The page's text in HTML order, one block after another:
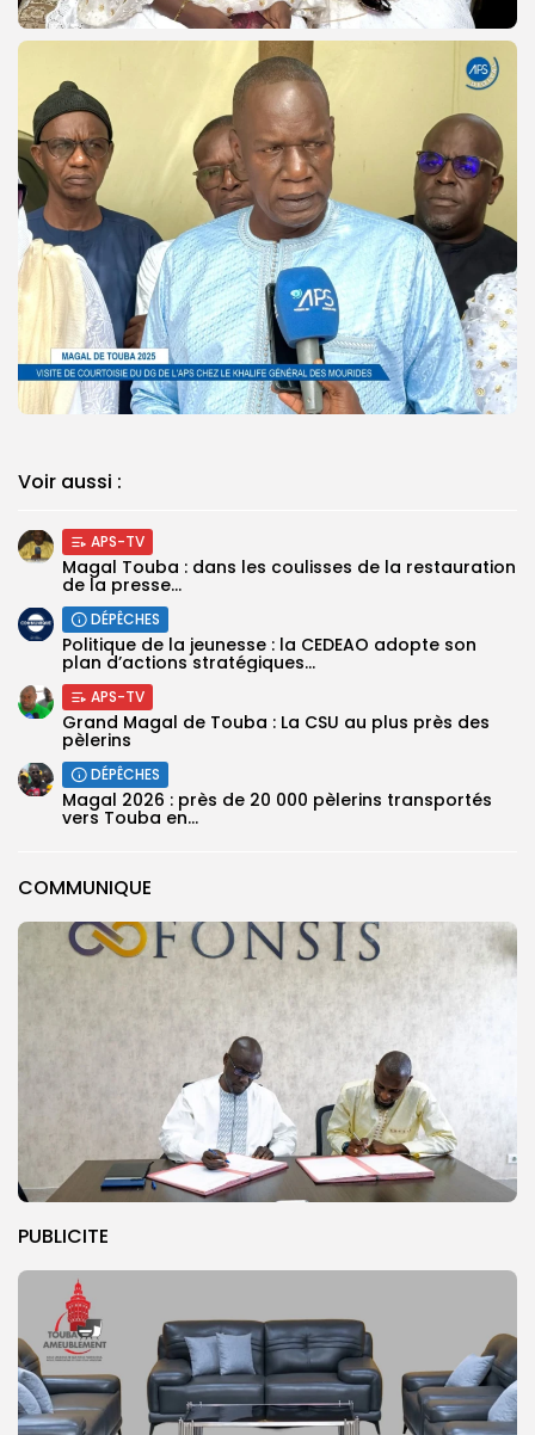
COMMUNIQUE
PUBLICITE
Voir aussi :
APS-TV
Magal Touba : dans les coulisses de la restauration
de la presse...
DÉPÊCHES
Politique de la jeunesse : la CEDEAO adopte son
plan d’actions stratégiques...
APS-TV
Grand Magal de Touba : La CSU au plus près des
pèlerins
DÉPÊCHES
Magal 2026 : près de 20 000 pèlerins transportés
vers Touba en...